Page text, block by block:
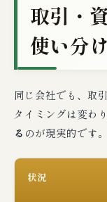
取引・
使い分け
同じ会社でも、取
タイミングは変わり
る のが現実的です。
状況